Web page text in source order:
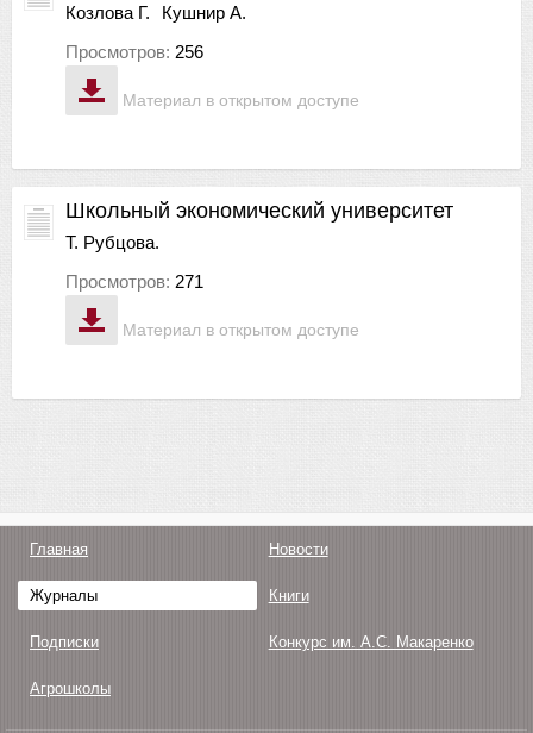
Материал в открытом доступе
Козлова Г.
Кушнир А.
Просмотров: 256
Материал в открытом доступе
Школьный экономический университет
Т. Рубцова.
Просмотров: 271
Главная Новости
Журналы Книги
Подписки Конкурс им. А.С. Макаренко
Агрошколы